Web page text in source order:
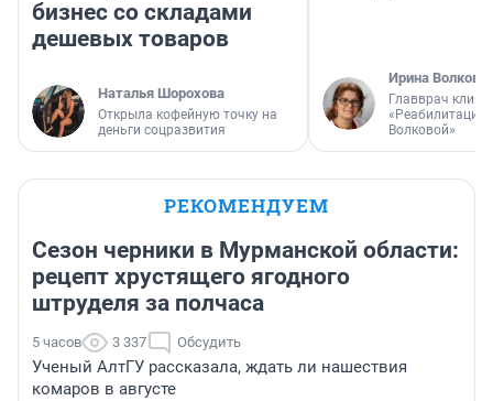
бизнес со складами
дешевых товаров
Наталья Шорохова
Открыла кофейную точку на
деньги соцразвития
Ирина Волкова
Главврач
«Реабилитация
Волковой»
РЕКОМЕНДУЕМ
Сезон черники в Мурманской области:
рецепт хрустящего ягодного
штруделя за полчаса
5 часов 3 337 Обсудить
Ученый АлтГУ рассказала, ждать ли нашествия
комаров в августе